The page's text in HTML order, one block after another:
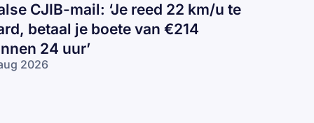
CJIB-mail: ‘Je reed 22 km/u te
betaal je boete van €214
24 uur’
2026